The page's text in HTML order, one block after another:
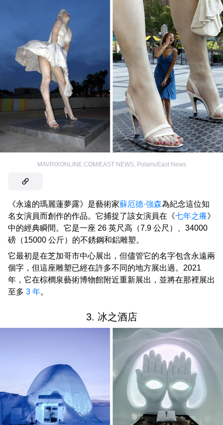
MAVRIXONLINE.COM/EAST NEWS, Polaris/East News
《永遠的瑪麗蓮夢露》是藝術家蘇厄德·強森為紀念這位知
名女演員而創作的作品。它捕捉了該女演員在《七年之癢》
中的經典瞬間。它是一座 26 英尺高（7.9 公尺）、34000
磅（15000 公斤）的不銹鋼和鋁雕塑。
它最初是在芝加哥市中心展出，但儘管它的名字包含永遠兩
個字，但這座雕塑已經在許多不同的地方展出過。2021
年，它在棕櫚泉藝術博物館附近重新展出，並將在那裡展出
至多 3 年。
3. 冰之酒店